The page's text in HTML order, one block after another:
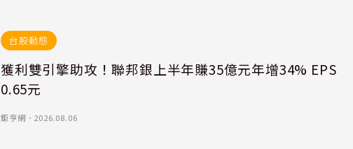
台股動態
獲利雙引擎助攻！聯邦銀上半年賺35億元年增34% EPS
0.65元
鉅亨網 ． 2026.08.06